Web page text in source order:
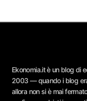
Ekonomia.it è un blog di
2003 — quando i blog
allora non si è mai